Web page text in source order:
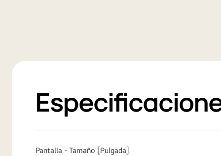
Pantalla - Tamaño [Pulgada]